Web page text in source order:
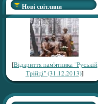
Нові світлини
[Відкриття пам'ятника "Руській
Трійці" (31.12.2013)]